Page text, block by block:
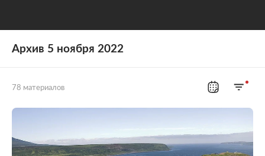
Архив 5 ноября 2022
78 материалов
Мир Бывший СССР